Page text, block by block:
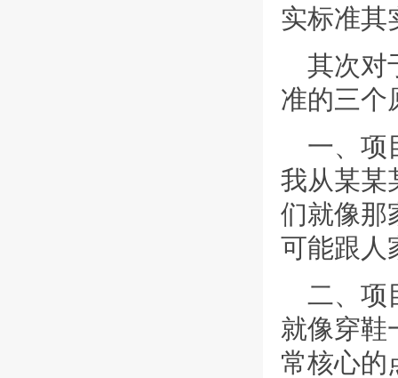
实标准其
其次对
准的三个
一、项
我从某某
们就像那
可能跟人
二、项
就像穿鞋
常核心的